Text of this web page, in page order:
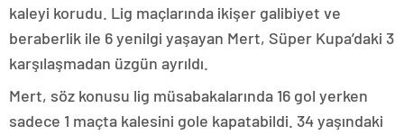
kaleyi korudu. Lig maçlarında ikişer galibiyet ve
beraberlik ile 6 yenilgi yaşayan Mert, Süper Kupa’daki 3
karşılaşmadan üzgün ayrıldı.
Mert, söz konusu lig müsabakalarında 16 gol yerken
sadece 1 maçta kalesini gole kapatabildi. 34 yaşındaki